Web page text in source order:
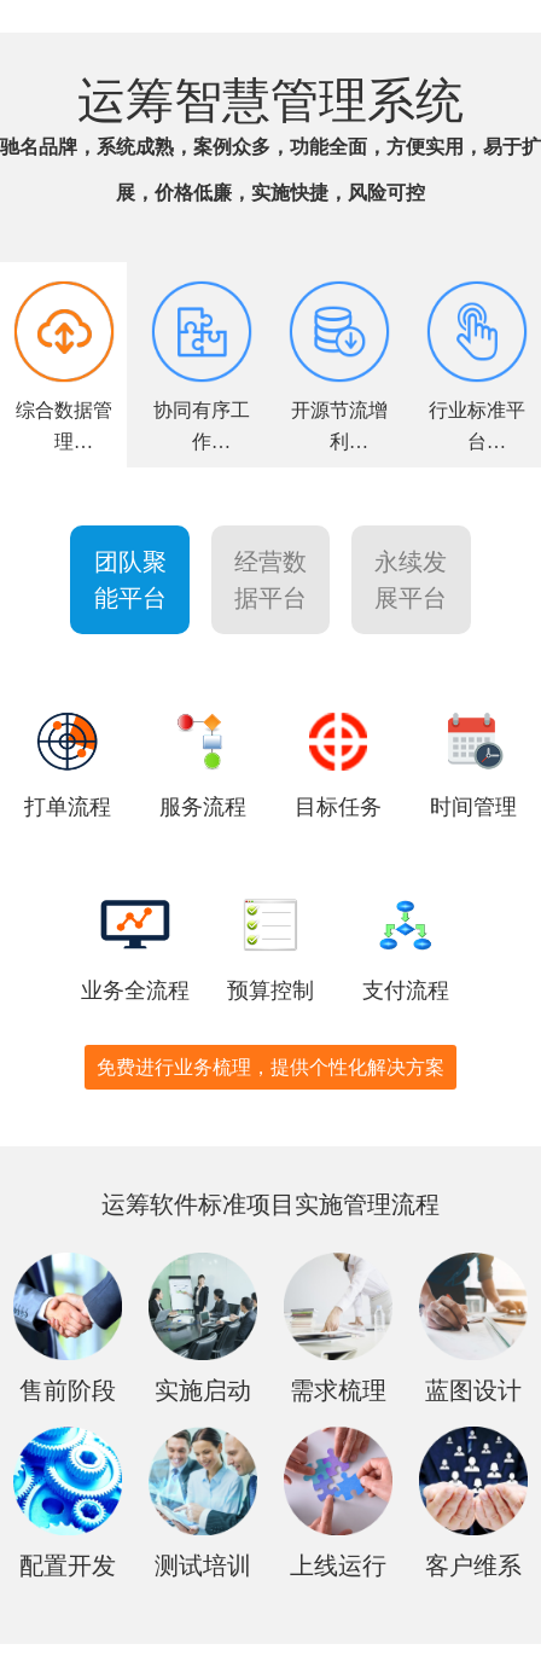
运筹智慧管理系统
驰名品牌，系统成熟，案例众多，功能全面，方便实用，易于扩
展，价格低廉，实施快捷，风险可控
综合数据管
理
协同有序工
作
开源节流增
利
行业标准平
台
团队聚
能平台
经营数
据平台
永续发
展平台
打单流程 服务流程 目标任务 时间管理
业务全流程 预算控制 支付流程
免费进行业务梳理，提供个性化解决方案
运筹软件标准项目实施管理流程
售前阶段 实施启动 需求梳理 蓝图设计
配置开发 测试培训 上线运行 客户维系